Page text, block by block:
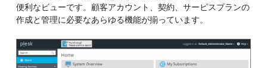
便利なビューです。顧客アカウント、契約、サービスプランの
作成と管理に必要なあらゆる機能が揃っています。